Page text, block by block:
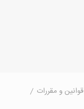
قوانین و مقررات